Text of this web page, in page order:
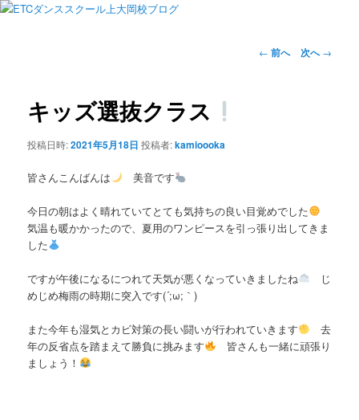
投
← 前へ 次へ→
キッズ選抜クラス
投稿日時:2021年5月18日 投稿者:kamioooka
皆さんこんばんは 美音です
今日の朝はよく晴れていてとても気持ちの良い目覚めでした
気温も暖かかったので、夏用のワンピースを引っ張り出してきま
した
ですが午後になるにつれて天気が悪くなっていきましたね
じ
めじめ梅雨の時期に突入です(´;ω;｀)
また今年も湿気とカビ対策の長い闘いが行われていきます
去
年の反省点を踏まえて勝負に挑みます
皆さんも一緒に頑張り
ましょう！